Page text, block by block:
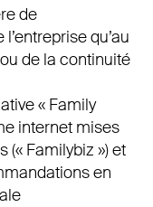
de
qu’au
de la continuité
« Family
internet mises
(« Familybiz ») et
en